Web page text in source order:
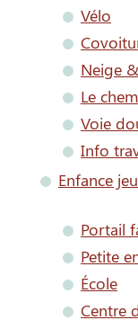
Vélo
Neige
Le
Voie
Info
Enfance
Portail
Petite
École
Centre